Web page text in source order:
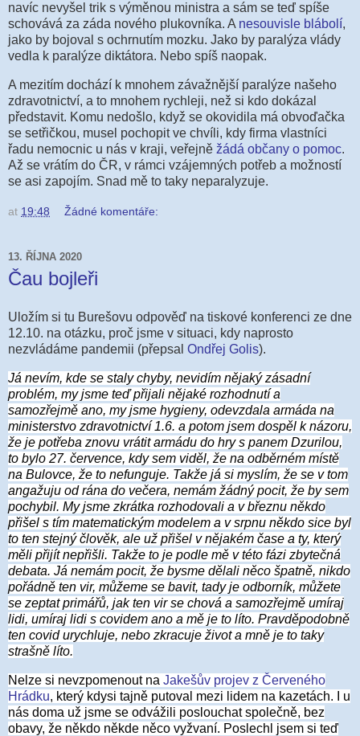
navíc nevyšel trik s výměnou ministra a sám se teď spíše
schovává za záda nového plukovníka. A nesouvisle blábolí,
jako by bojoval s ochrnutím mozku. Jako by paralýza vlády
vedla k paralýze diktátora. Nebo spíš naopak.
A mezitím dochází k mnohem závažnější paralýze našeho
zdravotnictví, a to mnohem rychleji, než si kdo dokázal
představit. Komu nedošlo, když se okovidila má obvoďačka
se setřičkou, musel pochopit ve chvíli, kdy firma vlastníci
řadu nemocnic u nás v kraji, veřejně žádá občany o pomoc.
Až se vrátím do ČR, v rámci vzájemných potřeb a možností
se asi zapojím. Snad mě to taky neparalyzuje.
at 19:48 Žádné komentáře:
13. ŘÍJNA 2020
Čau bojleři
Uložím si tu Burešovu odpověď na tiskové konferenci ze dne
12.10. na otázku, proč jsme v situaci, kdy naprosto
nezvládáme pandemii (přepsal Ondřej Golis).
Já nevím, kde se staly chyby, nevidím nějaký zásadní
problém, my jsme teď přijali nějaké rozhodnutí a
samozřejmě ano, my jsme hygieny, odevzdala armáda na
ministerstvo zdravotnictví 1.6. a potom jsem dospěl k názoru,
že je potřeba znovu vrátit armádu do hry s panem Dzurilou,
to bylo 27. července, kdy sem viděl, že na odběrném místě
na Bulovce, že to nefunguje. Takže já si myslím, že se v tom
angažuju od rána do večera, nemám žádný pocit, že by sem
pochybil. My jsme zkrátka rozhodovali a v březnu někdo
přišel s tím matematickým modelem a v srpnu někdo sice byl
to ten stejný člověk, ale už přišel v nějakém čase a ty, který
měli přijít nepřišli. Takže to je podle mě v této fázi zbytečná
debata. Já nemám pocit, že bysme dělali něco špatně, nikdo
pořádně ten vir, můžeme se bavit, tady je odborník, můžete
se zeptat primářů, jak ten vir se chová a samozřejmě umíraj
lidi, umíraj lidi s covidem ano a mě je to líto. Pravděpodobně
ten covid urychluje, nebo zkracuje život a mně je to taky
strašně líto.
Nelze si nevzpomenout na Jakešův projev z Červeného
Hrádku, který kdysi tajně putoval mezi lidem na kazetách. I u
nás doma už jsme se odvážili poslouchat společně, bez
obavy, že někdo někde něco vyžvaní. Poslechl jsem si teď